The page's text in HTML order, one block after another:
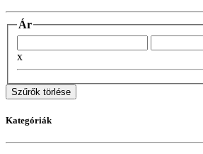
Ár
x
Szűrők törlése
Kategóriák